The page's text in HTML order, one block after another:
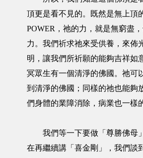
頂更是看不見的。既然是無上頂
POWER，祂的力，就是無窮盡
力。我們祈求祂來受供養，來佈
明，讓我們所祈願的能夠吉祥如
冥眾生有一個清淨的佛國。祂可
到清淨的佛國；同樣的祂也能夠
們身體的業障消除，病業也一樣
我們等一下要做「尊勝佛母
在再繼續講「喜金剛」，我們談